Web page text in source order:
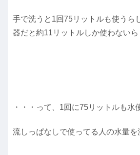
手で洗うと1回75リットルも使うら
器だと約11リットルしか使わないら
・・・って、1回に75リットルも水
流しっぱなしで使ってる人の水量を